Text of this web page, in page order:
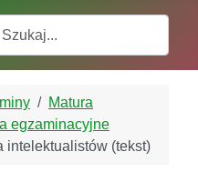
Matura
egzaminacyjne
intelektualistów (tekst)